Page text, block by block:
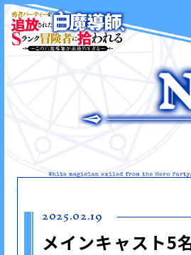
2025.02.19
メインキャスト5